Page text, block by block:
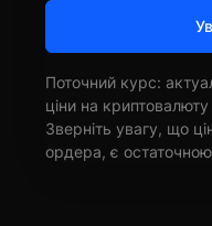
Поточний курс:
ціни на
Зверніть увагу, що
ордера, є остаточною